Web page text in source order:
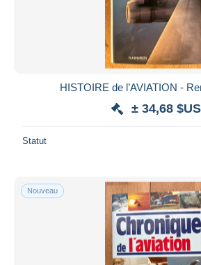
Appliquer
HISTOIRE de l’AVIATION -
± 34,68 $US
Statut
Nouveau